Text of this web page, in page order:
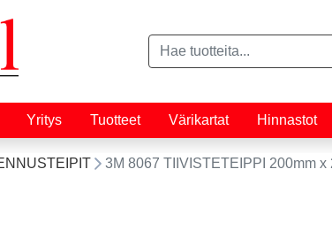
Yritys Tuotteet Värikartat Hinnastot
3M 8067 TIIVISTETEIPPI 200mm x